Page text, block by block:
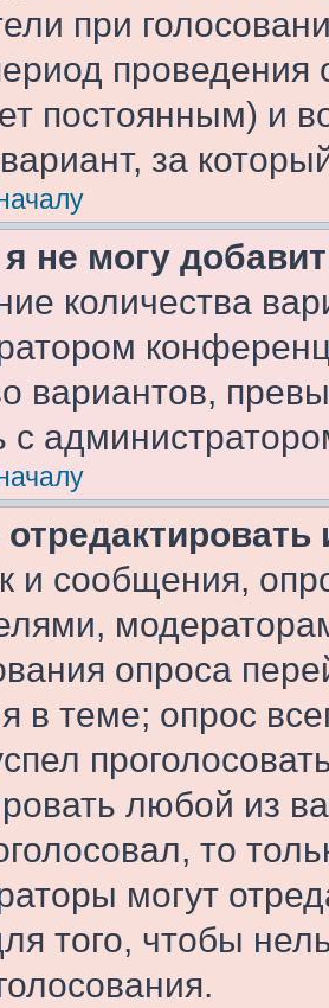
при
проведения
постоянным) и
за
не могу
количества
вариантов,
с
и сообщения,
опроса
в теме; опрос
любой из
то
могут
того, чтобы